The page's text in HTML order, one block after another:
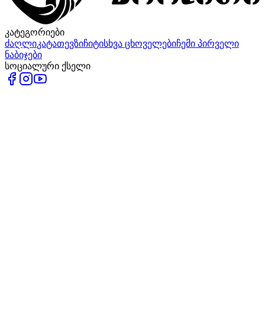
კატეგორიები
ძაღლიკატათევზიჩიტისხვა ცხოველებიჩემი პირველი
ნაბიჯები
სოციალური ქსელი